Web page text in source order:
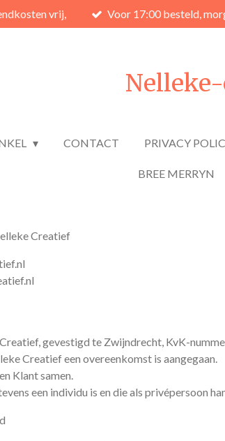
vrij, Voor 17:00 besteld,
CONTACT PRIVACY
BREE MERRYN
Creatief
gevestigd te Zwijndrecht, KvK-
Creatief een overeenkomst is aangegaan.
Klant samen.
een individu is en die als privépersoon